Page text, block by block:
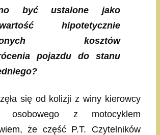
być ustalone jako
hipotetycznie
kosztów
pojazdu do stanu
się od kolizji z winy kierowcy
osobowego z motocyklem
że część P.T. Czytelników